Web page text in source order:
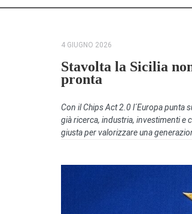
4 GIUGNO 2026
Stavolta la Sicilia
pronta
Con il Chips Act 2.0 l´Europa punta
già ricerca, industria, investimenti e
giusta per valorizzare una